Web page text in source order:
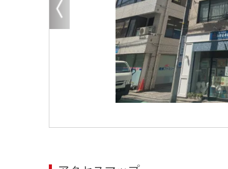
こだわりから探す
賃料相場を参考に探す
大阪のクリニックを探す